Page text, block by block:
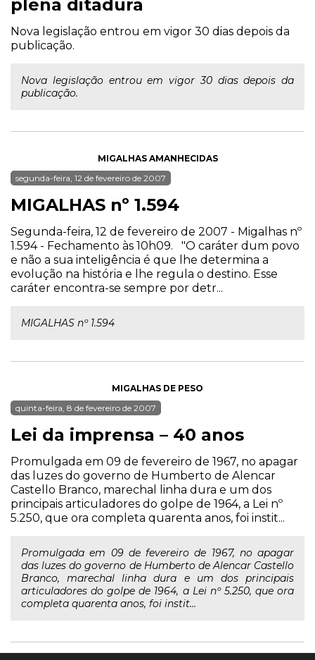
plena ditadura
Nova legislação entrou em vigor 30 dias depois da
publicação.
Nova legislação entrou em vigor 30 dias depois da
publicação.
MIGALHAS AMANHECIDAS
segunda-feira, 12 de fevereiro de 2007
MIGALHAS nº 1.594
Segunda-feira, 12 de fevereiro de 2007 - Migalhas nº
1.594 - Fechamento às 10h09. "O caráter dum povo
e não a sua inteligência é que lhe determina a
evolução na história e lhe regula o destino. Esse
caráter encontra-se sempre por detr...
MIGALHAS nº 1.594
MIGALHAS DE PESO
quinta-feira, 8 de fevereiro de 2007
Lei da imprensa – 40 anos
Promulgada em 09 de fevereiro de 1967, no apagar
das luzes do governo de Humberto de Alencar
Castello Branco, marechal linha dura e um dos
principais articuladores do golpe de 1964, a Lei nº
5.250, que ora completa quarenta anos, foi instit...
Promulgada em 09 de fevereiro de 1967, no apagar
das luzes do governo de Humberto de Alencar Castello
Branco, marechal linha dura e um dos principais
articuladores do golpe de 1964, a Lei nº 5.250, que ora
completa quarenta anos, foi instit...